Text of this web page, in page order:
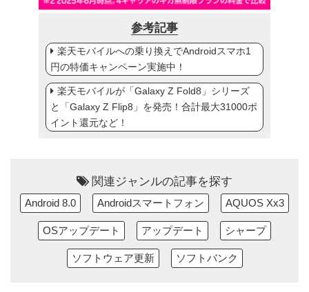
参考記事
楽天モバイルへの乗り換えでAndroidスマホ1
円の特価キャンペーン実施中！
楽天モバイルが「Galaxy Z Fold8」シリーズ
と「Galaxy Z Flip8」を発売！合計最大31000ポ
イント還元など！
関連ジャンルの記事を探す
Android 8.0 Androidスマートフォン AQUOS Xx3
OSアップデート アップデート シャープ
ソフトウェア更新 ソフトバンク